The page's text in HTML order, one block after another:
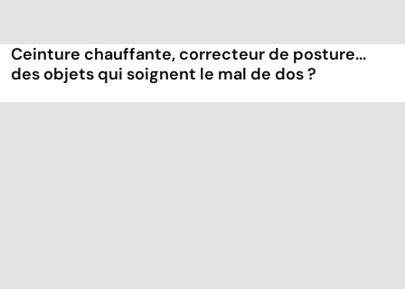
Ceinture chauffante, correcteur de posture...
des objets qui soignent le mal de dos ?